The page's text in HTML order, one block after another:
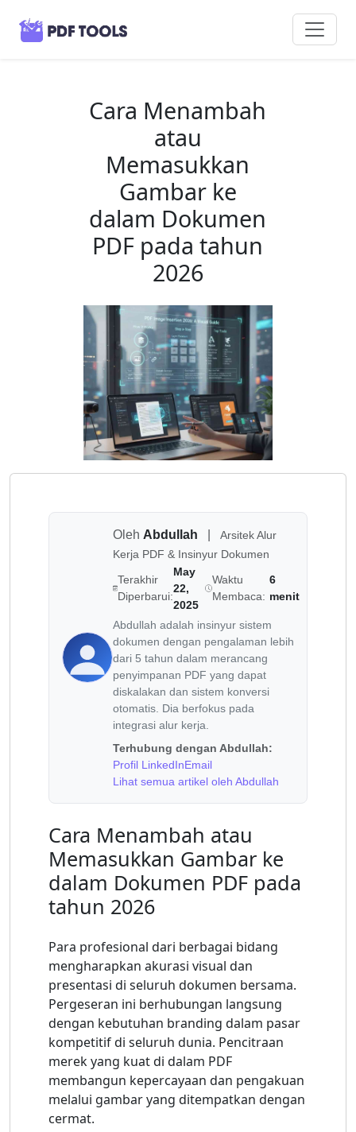
Cara Menambah
atau
Memasukkan
Gambar ke
dalam Dokumen
PDF pada tahun
2026
Oleh Abdullah
Arsitek Alur
Kerja PDF & Insinyur Dokumen
Terakhir
Diperbarui:
May
22,
2025
Waktu
Membaca:
6
menit
Abdullah adalah insinyur sistem
dokumen dengan pengalaman lebih
dari 5 tahun dalam merancang
penyimpanan PDF yang dapat
diskalakan dan sistem konversi
otomatis. Dia berfokus pada
integrasi alur kerja.
Terhubung dengan Abdullah:
Profil LinkedInEmail
Lihat semua artikel oleh Abdullah
Cara Menambah atau
Memasukkan Gambar ke
dalam Dokumen PDF pada
tahun 2026
Para profesional dari berbagai bidang
mengharapkan akurasi visual dan
presentasi di seluruh dokumen bersama.
Pergeseran ini berhubungan langsung
dengan kebutuhan branding dalam pasar
kompetitif di seluruh dunia. Pencitraan
merek yang kuat di dalam PDF
membangun kepercayaan dan pengakuan
melalui gambar yang ditempatkan dengan
cermat.